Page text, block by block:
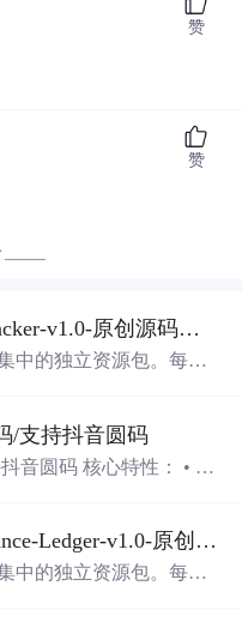
赞
赞
——
AI-Artifact-Dependency-Tracker-v1.0-原创源码与文档.zip
中的独立资源包。每个
MIT License及原创与授
行npm test验证算法，
生产日志或其他受限素
测试审计和课程实践。
/支持抖音圆码
特性： • 多
统+邀请返利，运营利器
Video-Media-Asset-Provenance-Ledger-v1.0-原创源码与文档.zip
中的独立资源包。每个